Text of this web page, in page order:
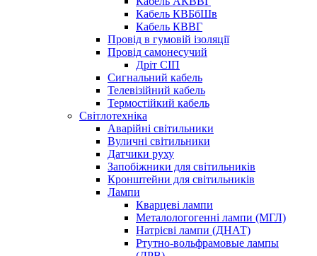
Кабель КВБбШв
Кабель КВВГ
Провід в гумовій ізоляції
Провід самонесучий
Дріт СІП
Сигнальний кабель
Телевізійний кабель
Термостійкий кабель
Світлотехніка
Аварійні світильники
Вуличні світильники
Датчики руху
Запобіжники для світильників
Кронштейни для світильників
Лампи
Кварцеві лампи
Металологогенні лампи (МГЛ)
Натрієві лампи (ДНАТ)
Ртутно-вольфрамовые лампы